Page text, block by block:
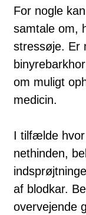
For nogle
samtale om,
stressøje. Er
om muligt
medicin.
I tilfælde hvor
nethinden,
af blodkar.
overvejende